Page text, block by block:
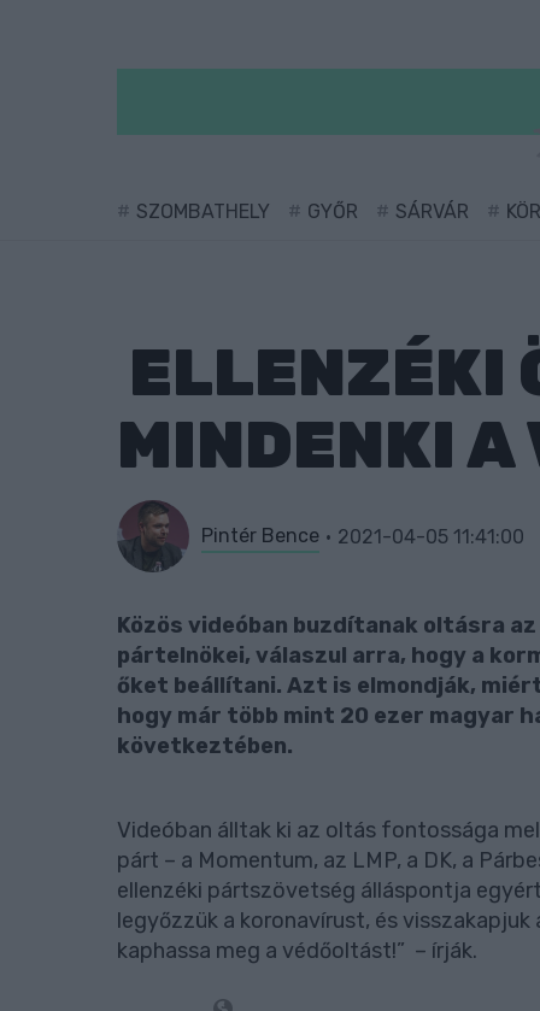
SZOMBATHELY GYŐR SÁRVÁR
ELLENZÉKI
MINDENKI A
Pintér Bence 2021-04-05 11:41:00
Közös videóban buzdítanak oltásra
pártelnökei, válaszul arra, hogy a
őket beállítani. Azt is elmondják,
hogy már több mint 20 ezer magyar
következtében.
Videóban álltak ki az oltás fontossága
párt – a Momentum, az LMP, a DK, a
ellenzéki pártszövetség álláspontja
legyőzzük a koronavírust, és
kaphassa meg a védőoltást!” – írják.